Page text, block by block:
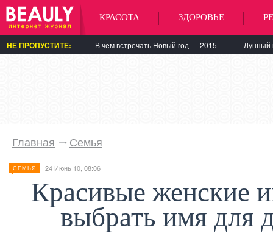
КРАСОТА ЗДОРОВЬЕ
НЕ ПРОПУСТИТЕ: В чём встречать Новый год — 2015 Лунный
Главная Семья
СЕМЬЯ 24 Июнь 10, 08:06
Красивые женские
выбрать имя для